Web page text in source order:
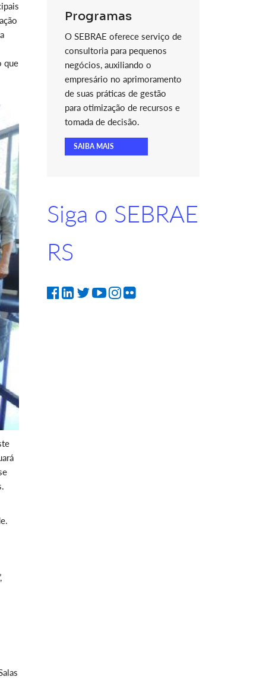
que
Programas
O SEBRAE oferece serviço de
consultoria para pequenos
negócios, auxiliando o
empresário no aprimoramento
de suas práticas de gestão
para otimização de recursos e
tomada de decisão.
SAIBA MAIS
Siga o SEBRAE
RS